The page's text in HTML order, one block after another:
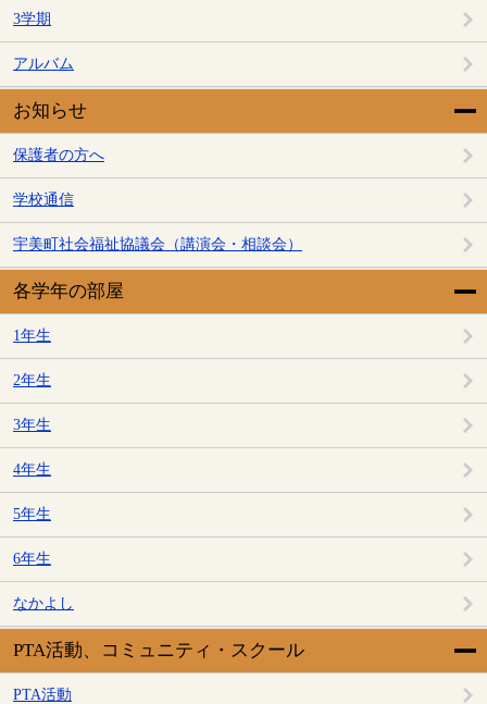
3学期
アルバム
お知らせ
保護者の方へ
学校通信
宇美町社会福祉協議会（講演会・相談会）
各学年の部屋
1年生
2年生
3年生
4年生
5年生
6年生
なかよし
PTA活動、コミュニティ・スクール
PTA活動